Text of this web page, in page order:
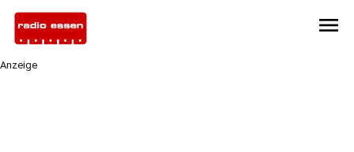
menu
Anzeige